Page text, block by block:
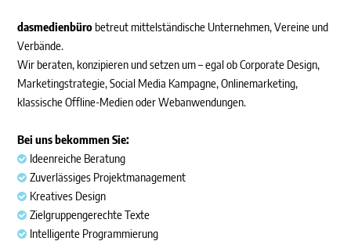
dasmedienbüro betreut mittelständische Unternehmen, Vereine und
Verbände.
Wir beraten, konzipieren und setzen um – egal ob Corporate Design,
Marketingstrategie, Social Media Kampagne, Onlinemarketing,
klassische Offline-Medien oder Webanwendungen.
Bei uns bekommen Sie:
Ideenreiche Beratung
Zuverlässiges Projektmanagement
Kreatives Design
Zielgruppengerechte Texte
Intelligente Programmierung